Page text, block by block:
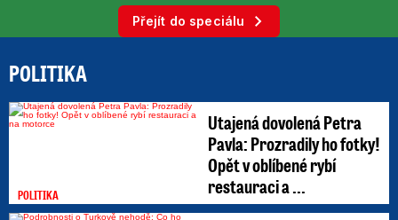
Přejít do speciálu
POLITIKA
POLITIKA
Utajená dovolená Petra
Pavla: Prozradily ho fotky!
Opět v oblíbené rybí
restauraci a ...